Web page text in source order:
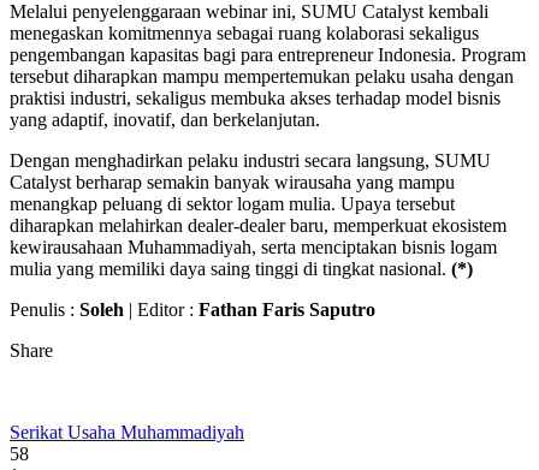
Melalui penyelenggaraan webinar ini, SUMU Catalyst kembali
menegaskan komitmennya sebagai ruang kolaborasi sekaligus
pengembangan kapasitas bagi para entrepreneur Indonesia. Program
tersebut diharapkan mampu mempertemukan pelaku usaha dengan
praktisi industri, sekaligus membuka akses terhadap model bisnis
yang adaptif, inovatif, dan berkelanjutan.
Dengan menghadirkan pelaku industri secara langsung, SUMU
Catalyst berharap semakin banyak wirausaha yang mampu
menangkap peluang di sektor logam mulia. Upaya tersebut
diharapkan melahirkan dealer-dealer baru, memperkuat ekosistem
kewirausahaan Muhammadiyah, serta menciptakan bisnis logam
mulia yang memiliki daya saing tinggi di tingkat nasional. (*)
Penulis : Soleh | Editor : Fathan Faris Saputro
Share
Serikat Usaha Muhammadiyah
58